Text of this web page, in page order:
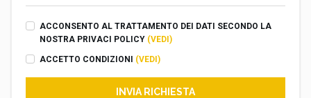
ACCONSENTO AL TRATTAMENTO DEI DATI SECONDO LA
NOSTRA PRIVACI POLICY (VEDI)
ACCETTO CONDIZIONI (VEDI)
INVIA RICHIESTA